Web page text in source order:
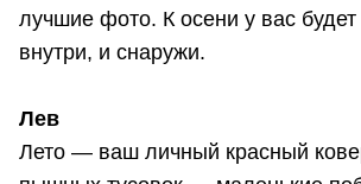
лучшие фото. К осени у вас будет
внутри, и снаружи.
Лев
Лето — ваш личный красный